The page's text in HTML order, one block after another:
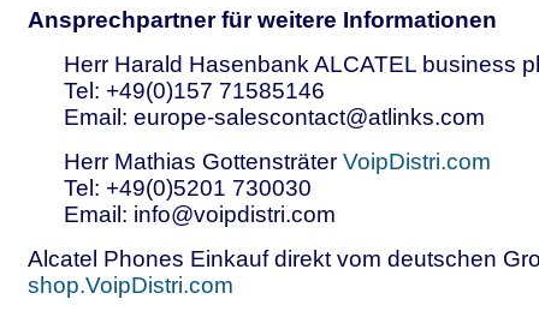
Ansprechpartner für weitere Informationen
Herr Harald Hasenbank ALCATEL business
Tel: +49(0)157 71585146
Email: europe-salescontact@atlinks.com
Herr Mathias Gottensträter VoipDistri.com
Tel: +49(0)5201 730030
Email: info@voipdistri.com
Alcatel Phones Einkauf direkt vom deutschen
shop.VoipDistri.com